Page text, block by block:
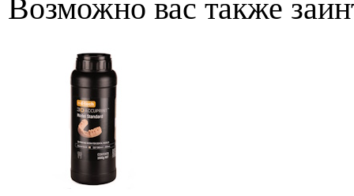
Возможно вас также